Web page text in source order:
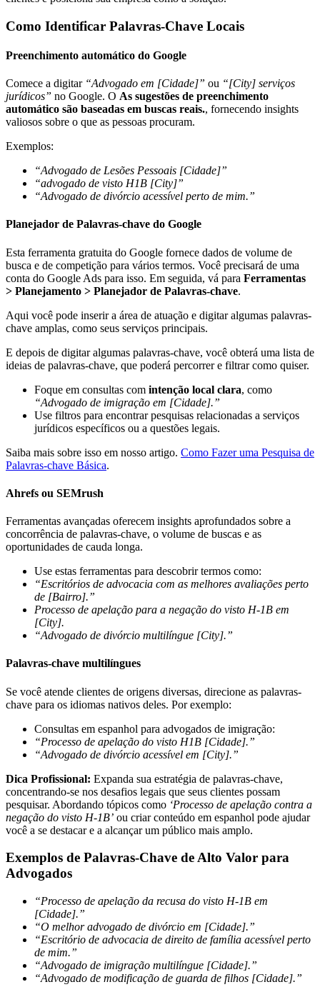
Como Identificar Palavras-Chave Locais
Preenchimento automático do Google
Comece a digitar “Advogado em [Cidade]” ou “[City] serviços
jurídicos” no Google. O As sugestões de preenchimento
automático são baseadas em buscas reais., fornecendo insights
valiosos sobre o que as pessoas procuram.
Exemplos:
“Advogado de Lesões Pessoais [Cidade]”
“advogado de visto H1B [City]”
“Advogado de divórcio acessível perto de mim.”
Planejador de Palavras-chave do Google
Esta ferramenta gratuita do Google fornece dados de volume de
busca e de competição para vários termos. Você precisará de uma
conta do Google Ads para isso. Em seguida, vá para Ferramentas
> Planejamento > Planejador de Palavras-chave.
Aqui você pode inserir a área de atuação e digitar algumas palavras-
chave amplas, como seus serviços principais.
E depois de digitar algumas palavras-chave, você obterá uma lista de
ideias de palavras-chave, que poderá percorrer e filtrar como quiser.
Foque em consultas com intenção local clara, como
“Advogado de imigração em [Cidade].”
Use filtros para encontrar pesquisas relacionadas a serviços
jurídicos específicos ou a questões legais.
Saiba mais sobre isso em nosso artigo. Como Fazer uma Pesquisa de
Palavras-chave Básica.
Ahrefs ou SEMrush
Ferramentas avançadas oferecem insights aprofundados sobre a
concorrência de palavras-chave, o volume de buscas e as
oportunidades de cauda longa.
Use estas ferramentas para descobrir termos como:
“Escritórios de advocacia com as melhores avaliações perto
de [Bairro].”
Processo de apelação para a negação do visto H-1B em
[City].
“Advogado de divórcio multilíngue [City].”
Palavras-chave multilíngues
Se você atende clientes de origens diversas, direcione as palavras-
chave para os idiomas nativos deles. Por exemplo:
Consultas em espanhol para advogados de imigração:
“Processo de apelação do visto H1B [Cidade].”
“Advogado de divórcio acessível em [City].”
Dica Profissional: Expanda sua estratégia de palavras-chave,
concentrando-se nos desafios legais que seus clientes possam
pesquisar. Abordando tópicos como ‘Processo de apelação contra a
negação do visto H-1B’ ou criar conteúdo em espanhol pode ajudar
você a se destacar e a alcançar um público mais amplo.
Exemplos de Palavras-Chave de Alto Valor para
Advogados
“Processo de apelação da recusa do visto H-1B em
[Cidade].”
“O melhor advogado de divórcio em [Cidade].”
“Escritório de advocacia de direito de família acessível perto
de mim.”
“Advogado de imigração multilíngue [Cidade].”
“Advogado de modificação de guarda de filhos [Cidade].”